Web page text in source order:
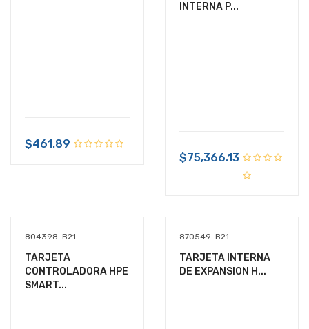
$461.89
INTERNA P...
$75,366.13
804398-B21
TARJETA
CONTROLADORA HPE
SMART...
870549-B21
TARJETA INTERNA
DE EXPANSION H...